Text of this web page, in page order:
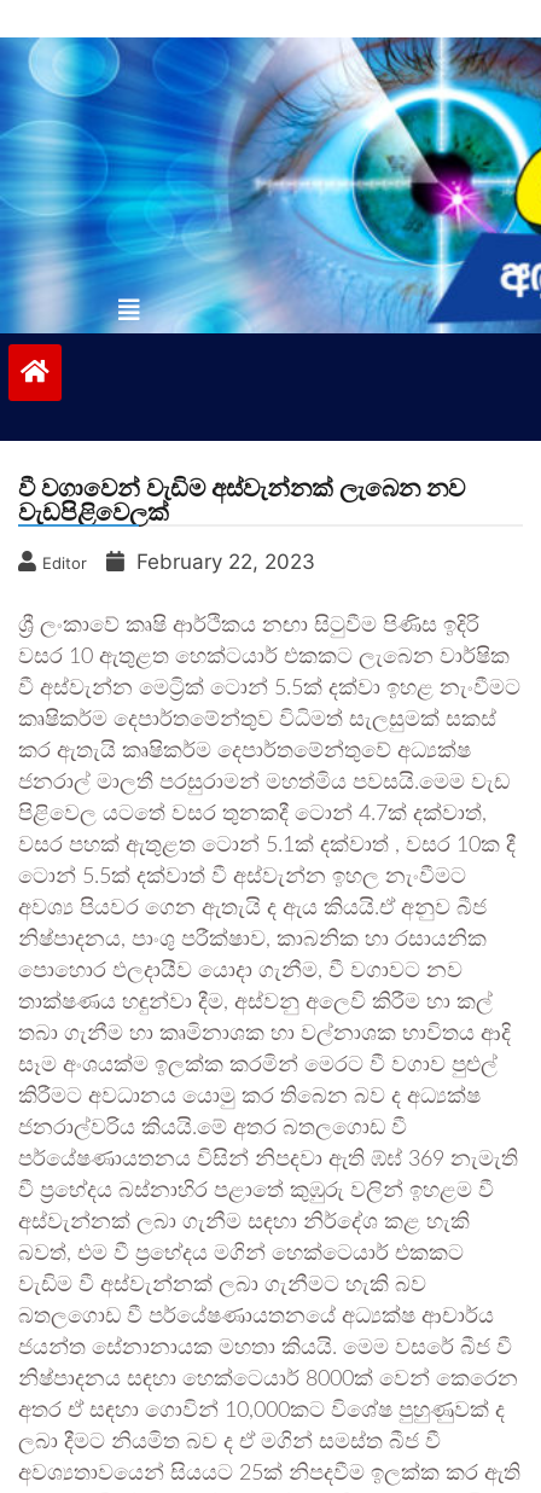
to
contentvinivida.lk
වී වගාවෙන් වැඩිම අස්වැන්නක් ලැබෙන නව
වැඩපිළිවෙලක්
Editor February 22, 2023
ශ්‍රී ලංකාවේ කෘෂි ආර්ථිකය නඟා සිටුවීම පිණිස ඉදිරි
වසර 10 ඇතුළත හෙක්ටයාර් එකකට ලැබෙන වාර්ෂික
වී අස්වැන්න මෙට්‍රික් ටොන් 5.5ක් දක්වා ඉහළ නැංවීමට
කෘෂිකර්ම දෙපාර්තමේන්තුව විධිමත් සැලසුමක් සකස්
කර ඇතැයි කෘෂිකර්ම දෙපාර්තමේන්තුවේ අධ්‍යක්ෂ
ජනරාල් මාලතී පරසුරාමන් මහත්මිය පවසයි.මෙම වැඩ
පිළිවෙල යටතේ වසර තුනකදී ටොන් 4.7ක් දක්වාත්,
වසර පහක් ඇතුළත ටොන් 5.1ක් දක්වාත් , වසර 10ක දී
ටොන් 5.5ක් දක්වාත් වී අස්වැන්න ඉහල නැංවීමට
අවශ්‍ය පියවර ගෙන ඇතැයි ද ඇය කියයි.ඒ අනුව බීජ
නිෂ්පාදනය, පාංශු පරීක්ෂාව, කාබනික හා රසායනික
පොහොර ඵලදායීව යොදා ගැනීම, වී වගාවට නව
තාක්ෂණය හඳුන්වා දීම, අස්වනු අලෙවි කිරීම හා කල්
තබා ගැනීම හා කෘමිනාශක හා වල්නාශක භාවිතය ආදි
සෑම අංශයක්ම ඉලක්ක කරමින් මෙරට වී වගාව පුළුල්
කිරීමට අවධානය යොමු කර තිබෙන බව ද අධ්‍යක්ෂ
ජනරාල්වරිය කියයි.මේ අතර බතලගොඩ වී
පර්යේෂණායතනය විසින් නිපදවා ඇති ඹ්ඝ් 369 නැමැති
වී ප්‍රභේදය බස්නාහිර පළාතේ කුඹුරු වලින් ඉහළම වී
අස්වැන්නක් ලබා ගැනීම සඳහා නිර්දේශ කළ හැකි
බවත්, එම වී ප්‍රභේදය මගින් හෙක්ටෙයාර් එකකට
වැඩිම වී අස්වැන්නක් ලබා ගැනීමට හැකි බව
බතලගොඩ වී පර්යේෂණායතනයේ අධ්‍යක්ෂ ආචාර්ය
ජයන්ත සේනානායක මහතා කියයි. මෙම වසරේ බීජ වී
නිෂ්පාදනය සඳහා හෙක්ටෙයාර් 8000ක් වෙන් කෙරෙන
අතර ඒ සඳහා ගොවින් 10,000කට විශේෂ පුහුණුවක් ද
ලබා දීමට නියමිත බව ද ඒ මගින් සමස්ත බීජ වී
අවශ්‍යතාවයෙන් සියයට 25ක් නිපදවීම ඉලක්ක කර ඇති